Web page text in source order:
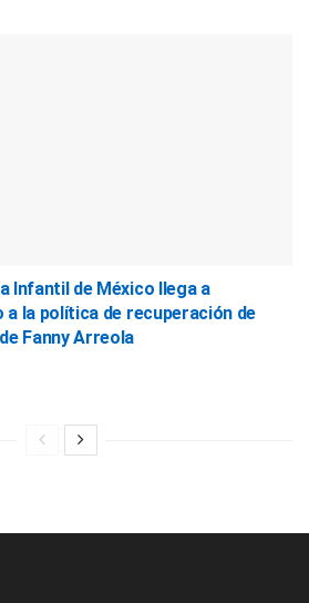
Infantil de México llega a
la política de recuperación de
Fanny Arreola